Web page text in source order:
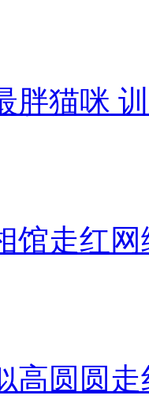
胖猫咪
馆走红网
高圆圆走